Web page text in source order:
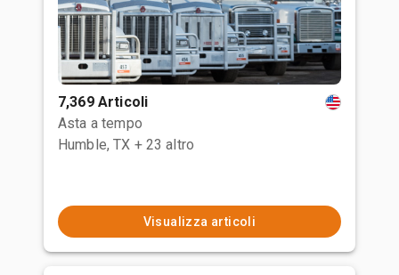
7,369 Articoli
Asta a tempo
Humble, TX + 23 altro
Visualizza articoli